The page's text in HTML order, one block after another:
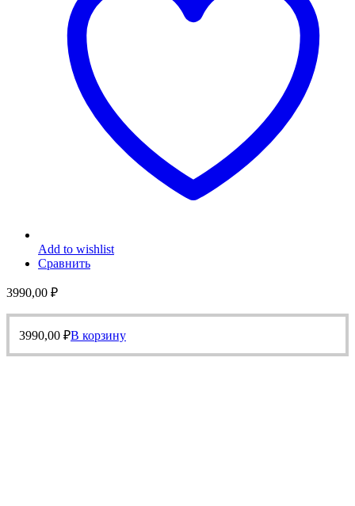
Add to wishlist
Сравнить
3990,00 ₽
3990,00 ₽В корзину